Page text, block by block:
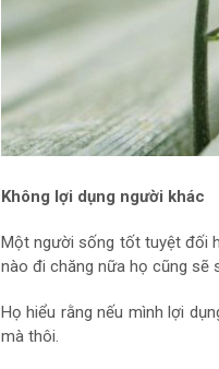
Không lợi dụng người khác
Một người sống tốt tuyệt đối
nào đi chăng nữa họ cũng sẽ
Họ hiểu rằng nếu mình lợi
mà thôi.